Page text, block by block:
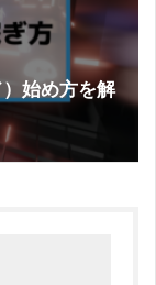
始め方を解